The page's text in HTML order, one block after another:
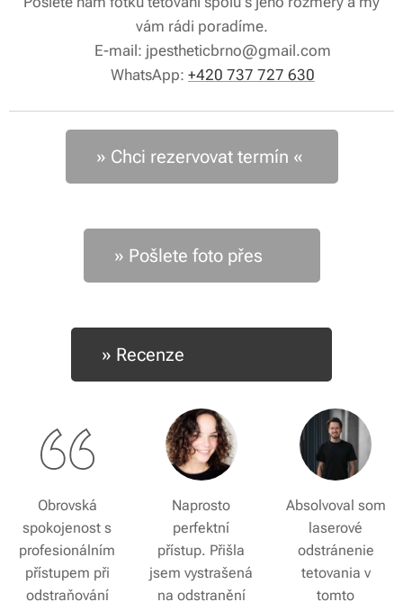
vám rádi poradíme.
📧 E-mail: jpestheticbrno@gmail.com
📱 WhatsApp: +420 737 727 630
» Chci rezervovat termín «
» Pošlete foto přes 📱
» Recenze ⭐️⭐️⭐️⭐️⭐️
Obrovská
spokojenost s
profesionálním
přístupem při
odstraňování
Naprosto
perfektní
přístup. Přišla
jsem vystrašená
na odstranění
Absolvoval som
laserové
odstránenie
tetovania v
tomto